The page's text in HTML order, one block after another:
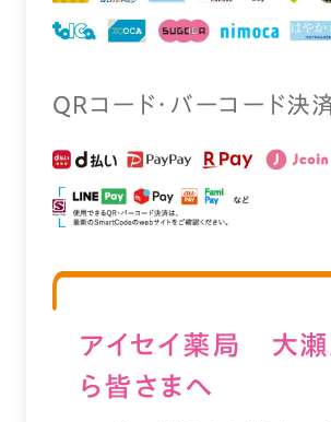
QRコード・バーコード決
アイセイ薬局 大瀬
ら皆さまへ